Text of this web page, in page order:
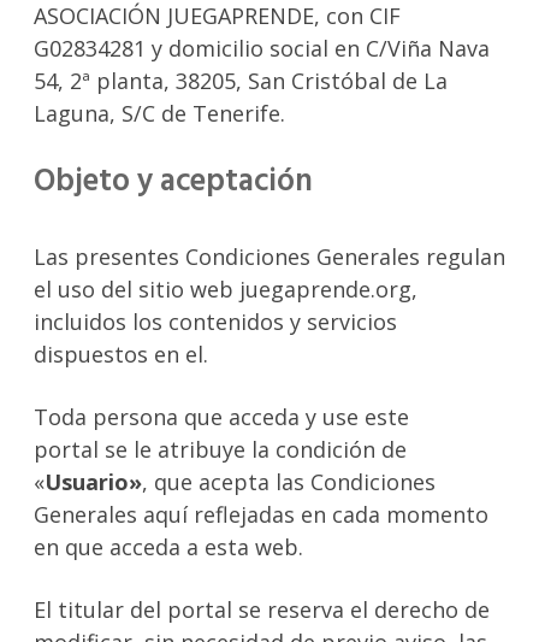
ASOCIACIÓN JUEGAPRENDE, con CIF
G02834281 y domicilio social en C/Viña Nava
54, 2ª planta, 38205, San Cristóbal de La
Laguna, S/C de Tenerife.
Objeto y aceptación
Las presentes Condiciones Generales regulan
el uso del sitio web juegaprende.org,
incluidos los contenidos y servicios
dispuestos en el.
Toda persona que acceda y use este
portal se le atribuye la condición de
«Usuario», que acepta las Condiciones
Generales aquí reflejadas en cada momento
en que acceda a esta web.
El titular del portal se reserva el derecho de